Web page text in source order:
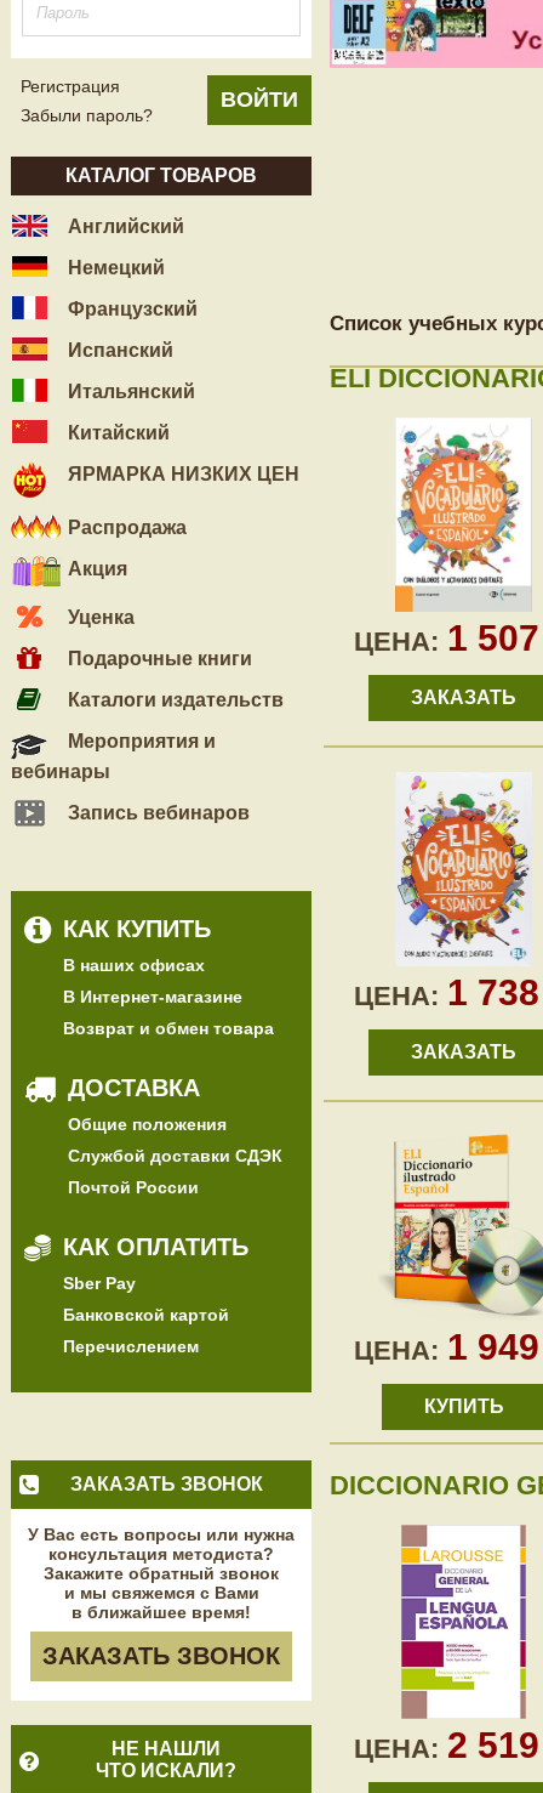
Регистрация
Забыли пароль?
КАТАЛОГ ТОВАРОВ
Английский
Немецкий
Французский
Испанский
Итальянский
Китайский
ЯРМАРКА НИЗКИХ ЦЕН
Распродажа
Акция
Уценка
Подарочные книги
Каталоги издательств
Мероприятия и
вебинары
Запись вебинаров
КАК КУПИТЬ
В наших офисах
В Интернет-магазине
Возврат и обмен товара
ДОСТАВКА
Общие положения
Службой доставки СДЭК
Почтой России
КАК ОПЛАТИТЬ
Sber Pay
Банковской картой
Перечислением
ЗАКАЗАТЬ ЗВОНОК
У Вас есть вопросы или нужна
консультация методиста?
Закажите обратный звонок
и мы свяжемся с Вами
в ближайшее время!
ЗАКАЗАТЬ ЗВОНОК
НЕ НАШЛИ
ЧТО ИСКАЛИ?
Список учебных
ELI
ЦЕНА: 1
ЗАКАЗАТЬ
ЦЕНА: 1
ЗАКАЗАТЬ
ЦЕНА: 1
КУПИТЬ
DICCIONARIO
ЦЕНА: 2